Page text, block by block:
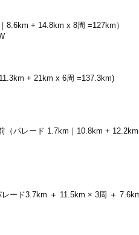
+ 14.8km x 8周 =127km）
+ 21km x 6周 =137.3km)
パレード 1.7km｜10.8km +
ド3.7km ＋ 11.5km × 3周 ＋